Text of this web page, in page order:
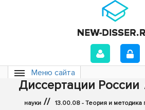
Меню сайта
Диссертации России
науки // 13.00.08 - Теория и